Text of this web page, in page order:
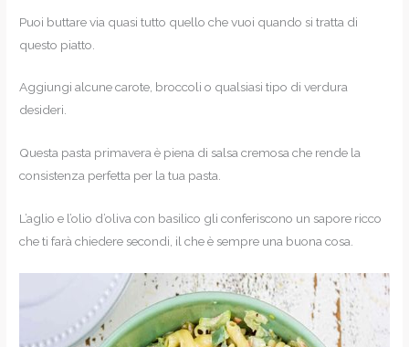
Puoi buttare via quasi tutto quello che vuoi quando si tratta di
questo piatto.
Aggiungi alcune carote, broccoli o qualsiasi tipo di verdura
desideri.
Questa pasta primavera è piena di salsa cremosa che rende la
consistenza perfetta per la tua pasta.
L’aglio e l’olio d’oliva con basilico gli conferiscono un sapore ricco
che ti farà chiedere secondi, il che è sempre una buona cosa.